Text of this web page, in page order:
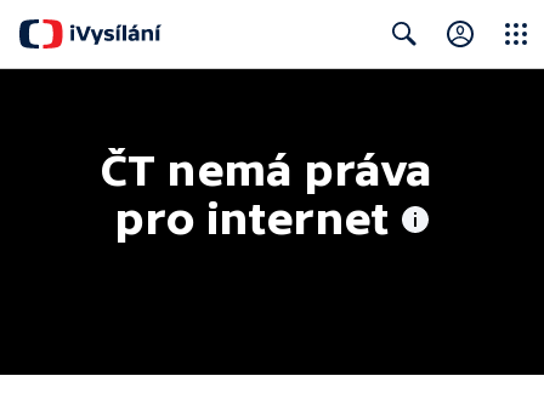
ČT nemá práva
pro internet